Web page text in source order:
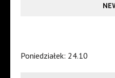
Poniedziałek: 24.10